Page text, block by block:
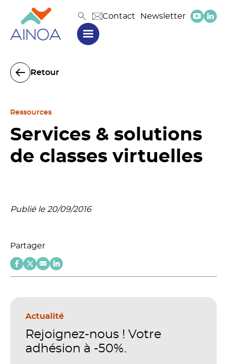
Contact Newsletter
Retour
Ressources
Services & solutions
de classes virtuelles
Publié le 20/09/2016
Partager
Actualité
Rejoignez-nous ! Votre
adhésion à -50%.